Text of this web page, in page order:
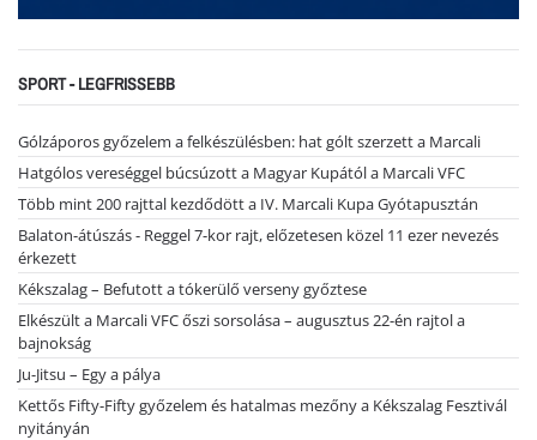
SPORT - LEGFRISSEBB
Gólzáporos győzelem a felkészülésben: hat gólt szerzett a Marcali
Hatgólos vereséggel búcsúzott a Magyar Kupától a Marcali VFC
Több mint 200 rajttal kezdődött a IV. Marcali Kupa Gyótapusztán
Balaton-átúszás - Reggel 7-kor rajt, előzetesen közel 11 ezer nevezés
érkezett
Kékszalag – Befutott a tókerülő verseny győztese
Elkészült a Marcali VFC őszi sorsolása – augusztus 22-én rajtol a
bajnokság
Ju-Jitsu – Egy a pálya
Kettős Fifty-Fifty győzelem és hatalmas mezőny a Kékszalag Fesztivál
nyitányán